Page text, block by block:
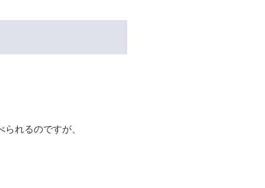
れるのですが、